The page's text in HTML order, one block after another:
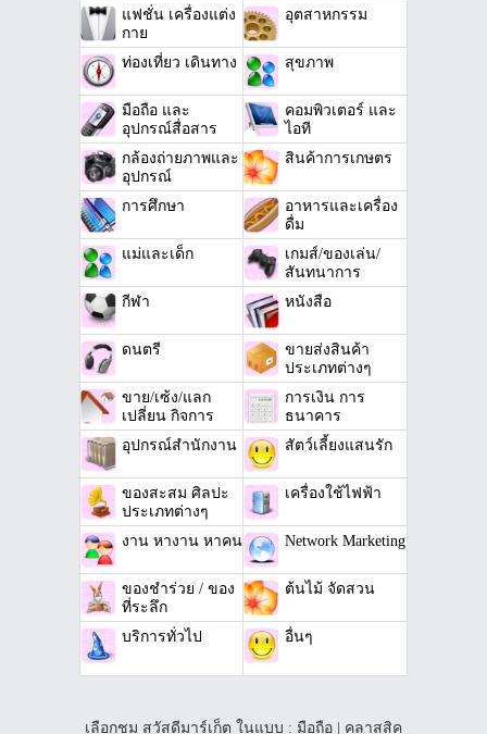
แฟชั่น เครื่องแต่ง
กาย
อุตสาหกรรม
ท่องเที่ยว เดินทาง สุขภาพ
มือถือ และ
อุปกรณ์สื่อสาร
คอมพิวเตอร์ และ
ไอที
กล้องถ่ายภาพและ
อุปกรณ์
สินค้าการเกษตร
การศึกษา
อาหารและเครื่อง
ดื่ม
แม่และเด็ก
เกมส์/ของเล่น/
สันทนาการ
กีฬา
หนังสือ
ดนตรี
ขายส่งสินค้า
ประเภทต่างๆ
ขาย/เซ้ง/แลก
เปลี่ยน กิจการ
การเงิน การ
ธนาคาร
อุปกรณ์สำนักงาน
สัตว์เลี้ยงแสนรัก
ของสะสม ศิลปะ
ประเภทต่างๆ
เครื่องใช้ไฟฟ้า
งาน หางาน หาคน Network Marketing
ของชำร่วย / ของ
ที่ระลึก
ต้นไม้ จัดสวน
บริการทั่วไป อื่นๆ
เลือกชม สวัสดีมาร์เก็ต ในแบบ : มือถือ คลาสสิค